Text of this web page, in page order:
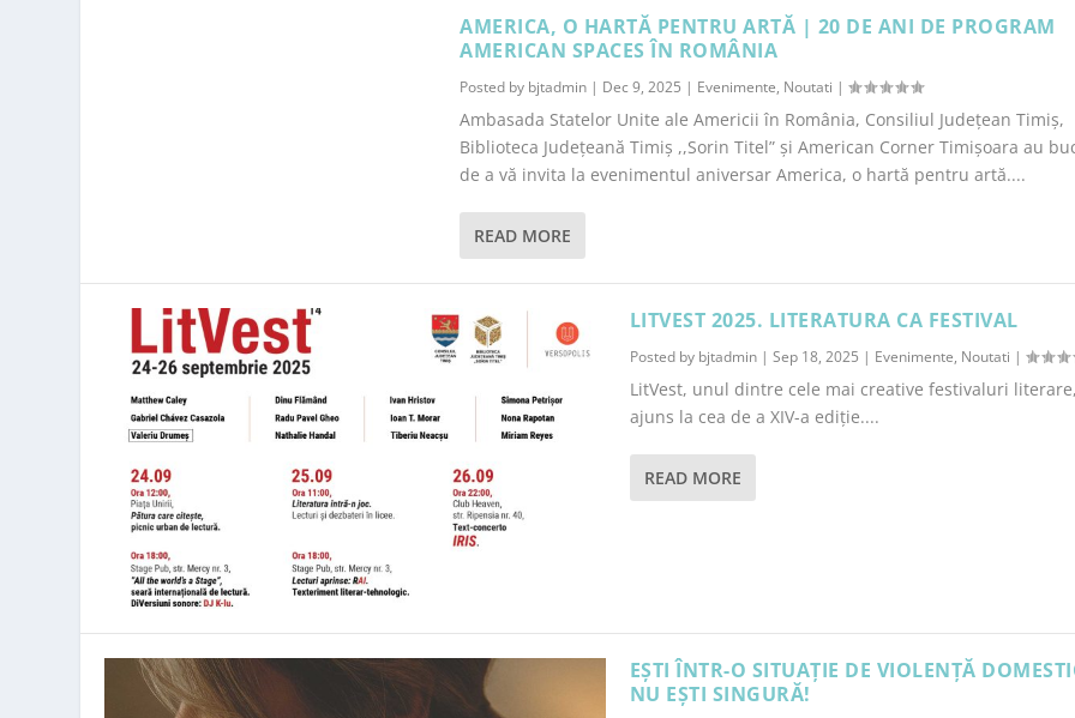
AMERICA, O HARTĂ PENTRU ARTĂ | 20 DE ANI DE PROGRAM
AMERICAN SPACES ÎN ROMÂNIA
Posted by bjtadmin | Dec 9, 2025 | Evenimente, Noutati |
Ambasada Statelor Unite ale Americii în România, Consiliul Județean Timiș,
Biblioteca Județeană Timiș ,,Sorin Titel” și American Corner Timișoara au
de a vă invita la evenimentul aniversar America, o hartă pentru artă....
READ MORE
LITVEST 2025. LITERATURA CA FESTIVAL
Posted by bjtadmin| Sep 18, 2025 | Evenimente, Noutati |
LitVest, unul dintre cele mai creative festivaluri
ajuns la cea de a XIV-a ediție....
READ MORE
EȘTI ÎNTR-O SITUAȚIE DE VIOLENȚĂ
NU EȘTI SINGURĂ!